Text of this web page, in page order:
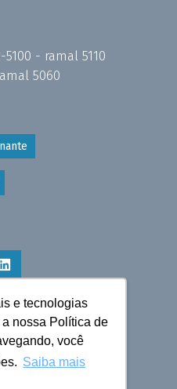
e tecnologias
nossa Política de
você
Saiba mais
5100 - ramal 5110
5060